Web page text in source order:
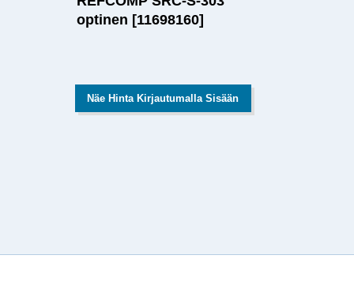
optinen [11698160]
Näe Hinta Kirjautumalla Sisään